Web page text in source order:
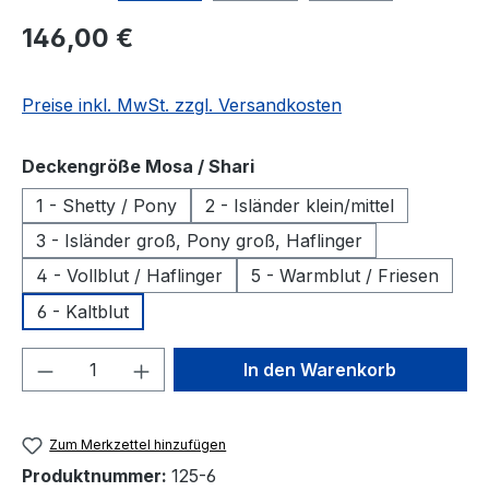
Regulärer Preis:
146,00 €
Preise inkl. MwSt. zzgl. Versandkosten
Deckengröße Mosa / Shariauswählen
1 - Shetty / Pony
2 - Isländer klein/mittel
3 - Isländer groß, Pony groß, Haflinger
4 - Vollblut / Haflinger
5 - Warmblut / Friesen
6 - Kaltblut
Produkt Anzahl: Gib denIn den Warenkorb
Zum Merkzettel hinzufügen
Produktnummer: 125-6